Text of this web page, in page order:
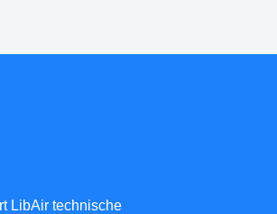
LibAir technische